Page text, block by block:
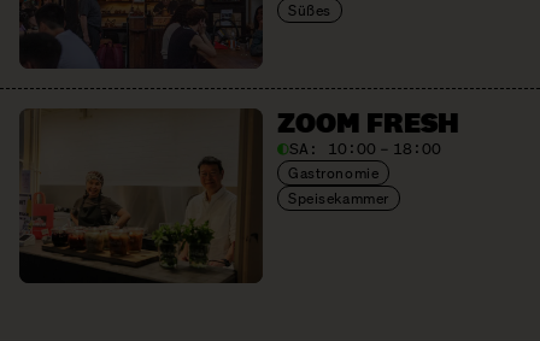
Süßes
ZOOM FRESH
SA: 10:00 – 18:00
Gastronomie
Speisekammer